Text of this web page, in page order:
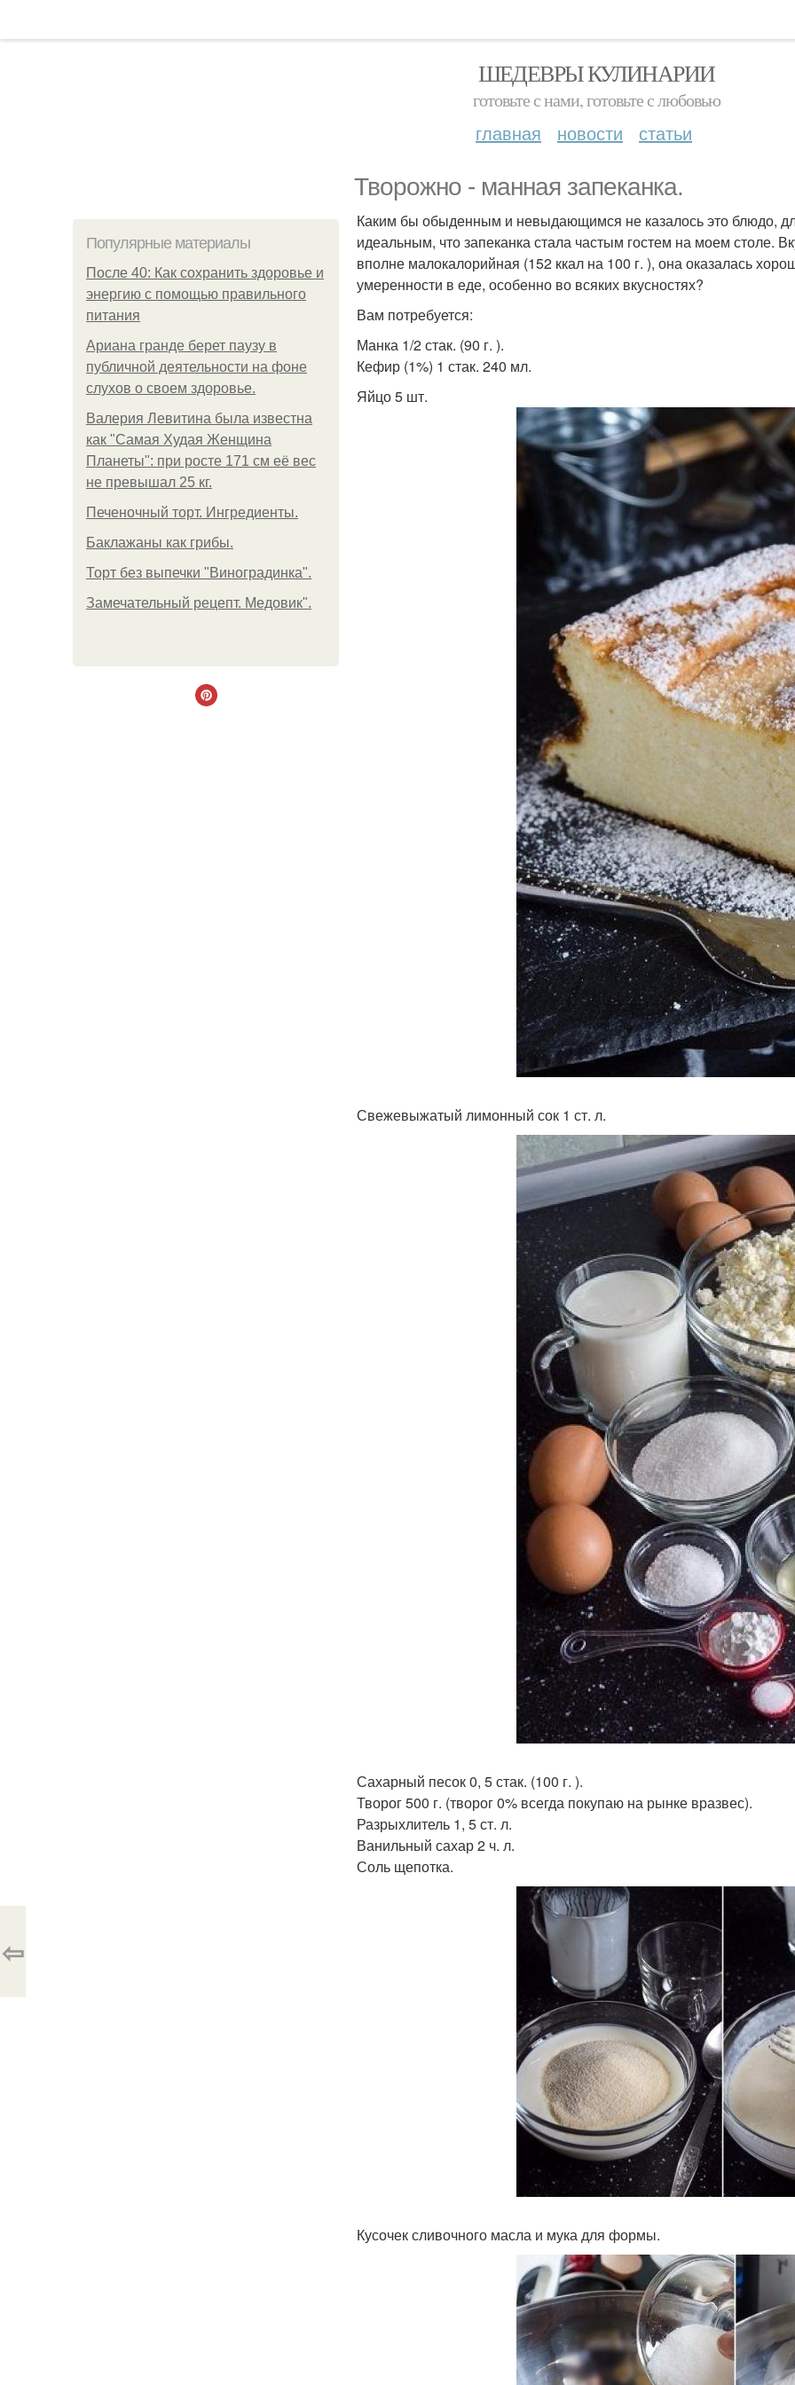
ШЕДЕВРЫ КУЛИНАРИИ
готовьте с нами, готовьте с любовью
главная новости статьи
Творожно - манная запеканка.
Популярные материалы
После 40: Как сохранить здоровье и
энергию с помощью правильного
питания
Ариана гранде берет паузу в
публичной деятельности на фоне
слухов о своем здоровье.
Валерия Левитина была известна
как "Самая Худая Женщина
Планеты": при росте 171 см её вес
не превышал 25 кг.
Печеночный торт. Ингредиенты.
Баклажаны как грибы.
Торт без выпечки "Виноградинка".
Замечательный рецепт. Медовик".
Каким бы обыденным и невыдающимся не казалось это блюдо,
идеальным, что запеканка стала частым гостем на моем столе.
вполне малокалорийная (152 ккал на 100 г. ), она оказалась
умеренности в еде, особенно во всяких вкусностях?
Вам потребуется:
Манка 1/2 стак. (90 г. ).
Кефир (1%) 1 стак. 240 мл.
Яйцо 5 шт.
Свежевыжатый лимонный сок 1 ст. л.
Сахарный песок 0, 5 стак. (100 г. ).
Творог 500 г. (творог 0% всегда покупаю на рынке вразвес).
Разрыхлитель 1, 5 ст. л.
Ванильный сахар 2 ч. л.
Соль щепотка.
Кусочек сливочного масла и мука для формы.
⇦